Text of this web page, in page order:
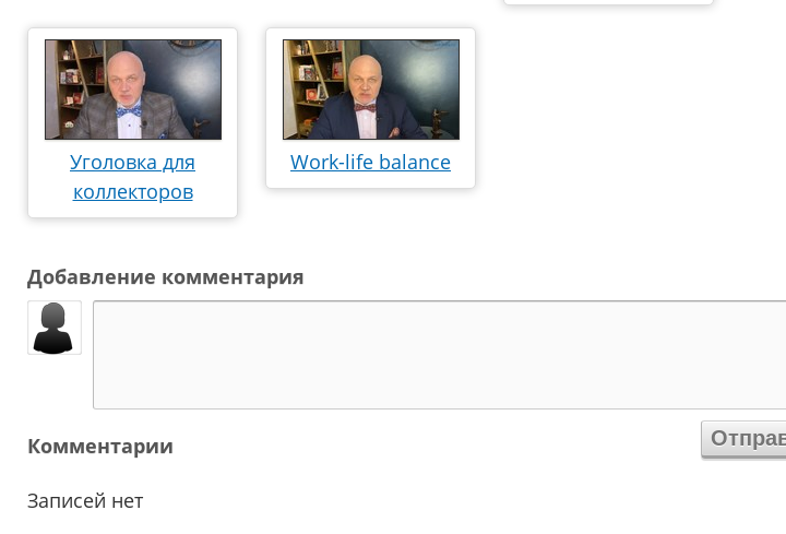
Уголовка для
коллекторов
Work-life balance
Добавление комментария
Комментарии
Записей нет